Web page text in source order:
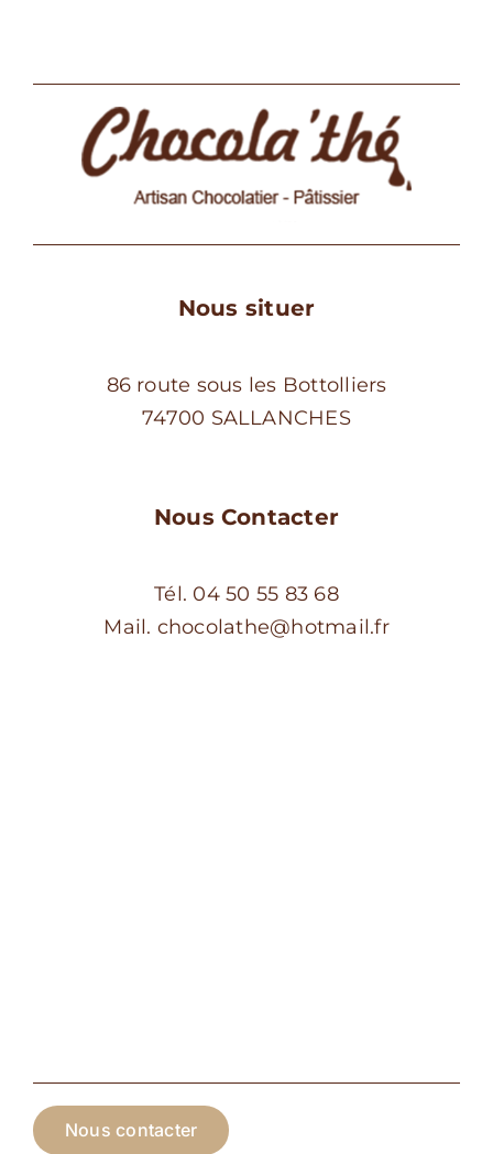
Nous situer
86 route sous les Bottolliers
74700 SALLANCHES
Nous Contacter
Tél. 04 50 55 83 68
Mail. chocolathe@hotmail.fr
Nous contacter